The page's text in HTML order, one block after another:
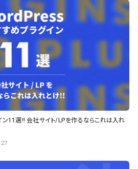
ン11選!! 会社サイト/LPを作るならこれは入れ